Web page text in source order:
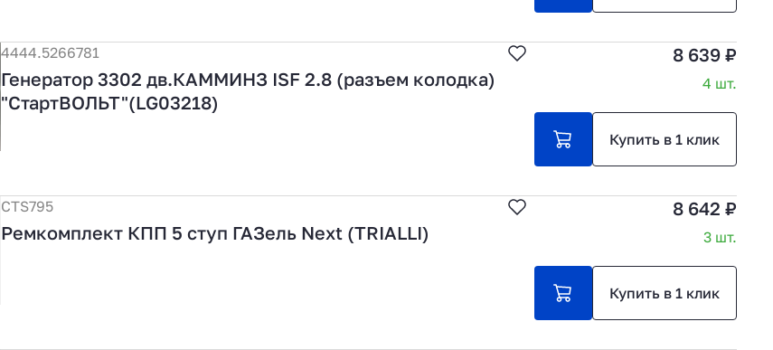
4444.5266781
Генератор 3302 дв.КАММИНЗ ISF 2.8 (разъем колодка)
"СтартВОЛЬТ"(LG03218)
8 639 ₽
4 шт.
Купить в 1 клик
CTS795
Ремкомплект КПП 5 ступ ГАЗель Next (TRIALLI)
8 642 ₽
3 шт.
Купить в 1 клик